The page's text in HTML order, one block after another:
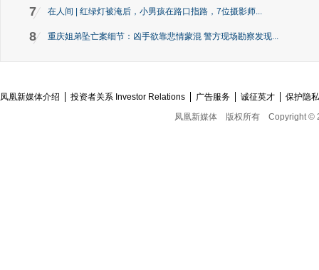
7 在人间 | 红绿灯被淹后，小男孩在路口指路，7位摄影师...
8 重庆姐弟坠亡案细节：凶手欲靠悲情蒙混 警方现场勘察发现...
凤凰新媒体介绍 投资者关系 Investor Relations 广告服务 诚征英才
保护隐
凤凰新媒体
版权所有 Copyright ©